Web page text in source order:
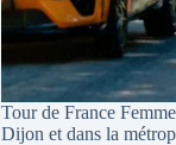
Tour de France
Dijon et dans la